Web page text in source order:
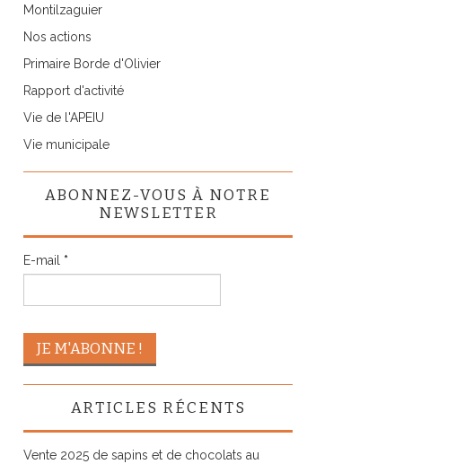
Montilzaguier
Nos actions
Primaire Borde d'Olivier
Rapport d'activité
Vie de l'APEIU
Vie municipale
ABONNEZ-VOUS À NOTRE
NEWSLETTER
E-mail *
ARTICLES RÉCENTS
Vente 2025 de sapins et de chocolats au